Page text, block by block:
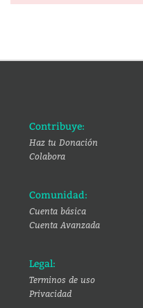
Contribuye:
Haz tu Donación
Colabora
Comunidad:
Cuenta básica
Cuenta Avanzada
Legal:
Terminos de uso
Privacidad